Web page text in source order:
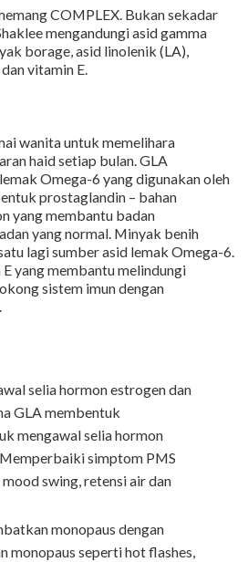
COMPLEX. Bukan sekadar
mengandungi asid gamma
borage, asid linolenik (LA),
vitamin E.
wanita untuk memelihara
haid setiap bulan. GLA
Omega-6 yang digunakan oleh
prostaglandin – bahan
yang membantu badan
yang normal. Minyak benih
lagi sumber asid lemak Omega-6.
yang membantu melindungi
sistem imun dengan
selia hormon estrogen dan
GLA membentuk
mengawal selia hormon
simptom PMS
swing, retensi air dan
monopaus dengan
monopaus seperti hot flashes,